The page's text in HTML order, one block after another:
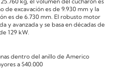
de excavación es de 9.930 mm y la
es de 6.730 mm. El robusto motor
y avanzada y se basa en décadas de
129 kW.
dentro del anillo de Americo
a $40.000